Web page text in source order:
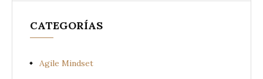
CATEGORÍAS
Agile Mindset